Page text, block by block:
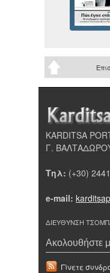
KARDITSA
Γ.
Τηλ: (+30)
e-mail:
ΔΙΕΥΘΥΝΣΗ
Ακολουθήστε
Γίνετε